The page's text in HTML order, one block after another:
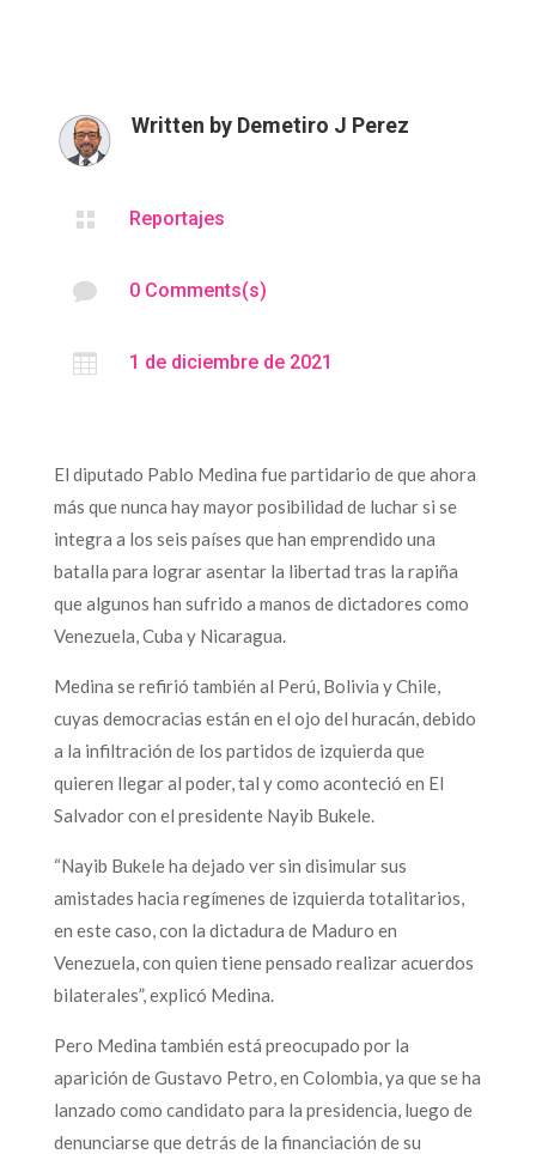
Written by Demetiro J Perez
 Reportajes
 0 Comments(s)
 1 de diciembre de 2021
El diputado Pablo Medina fue partidario de que ahora
más que nunca hay mayor posibilidad de luchar si se
integra a los seis países que han emprendido una
batalla para lograr asentar la libertad tras la rapiña
que algunos han sufrido a manos de dictadores como
Venezuela, Cuba y Nicaragua.
Medina se refirió también al Perú, Bolivia y Chile,
cuyas democracias están en el ojo del huracán, debido
a la infiltración de los partidos de izquierda que
quieren llegar al poder, tal y como aconteció en El
Salvador con el presidente Nayib Bukele.
“Nayib Bukele ha dejado ver sin disimular sus
amistades hacia regímenes de izquierda totalitarios,
en este caso, con la dictadura de Maduro en
Venezuela, con quien tiene pensado realizar acuerdos
bilaterales”, explicó Medina.
Pero Medina también está preocupado por la
aparición de Gustavo Petro, en Colombia, ya que se ha
lanzado como candidato para la presidencia, luego de
denunciarse que detrás de la financiación de su